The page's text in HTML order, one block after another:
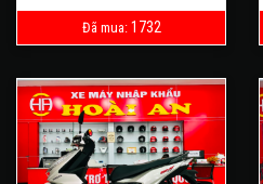
Đã mua: 1732